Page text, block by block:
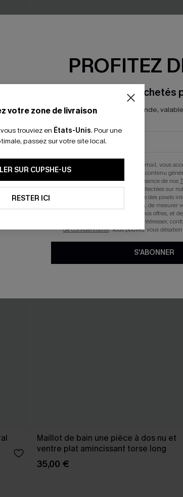
Maillot de bain une pièce à dos nu et
Maillot de bain une pièce à dos nu et
ventre plat amincissant torse long
35,00 €
votre zone de livraison
trouviez en États-Unis. Pour une
passez sur votre site local.
SUR CUPSHE-US
RESTER ICI
PROFITEZ
-15% dès 2 Achetés
*Un code par commande,
En soumettant votre adresse e-mail, vous
mails marketing (y compris du contenu
reconnaissez avoir pris connaissance de nos
pouvons utiliser les données collectées sur
technologies de suivi, telles que des pixels
savoir si ceux-ci ont été ouverts, de mesurer
personnaliser nos contenus et nos offres, et
produits susceptibles de vous intéresser,
de confidentialité. Vous pouvez vous
S'ABONNER